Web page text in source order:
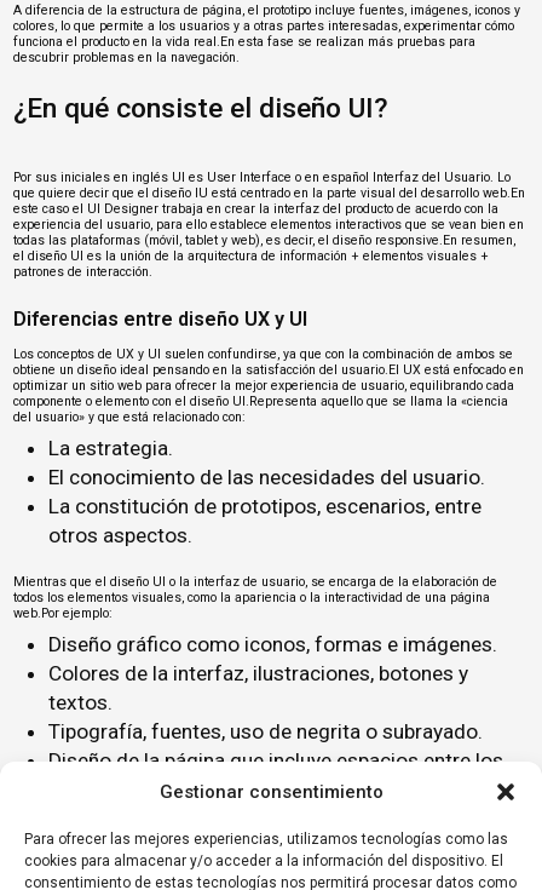
Gestionar consentimiento
Para ofrecer las mejores experiencias, utilizamos tecnologías como las
cookies para almacenar y/o acceder a la información del dispositivo. El
consentimiento de estas tecnologías nos permitirá procesar datos como
A diferencia de la estructura de página, el prototipo incluye fuentes, imágenes, iconos y
colores, lo que permite a los usuarios y a otras partes interesadas, experimentar cómo
funciona el producto en la vida real.En esta fase se realizan más pruebas para
descubrir problemas en la navegación.
¿En qué consiste el diseño UI?
Por sus iniciales en inglés UI es User Interface o en español Interfaz del Usuario. Lo
que quiere decir que el diseño IU está centrado en la parte visual del desarrollo web.En
este caso el UI Designer trabaja en crear la interfaz del producto de acuerdo con la
experiencia del usuario, para ello establece elementos interactivos que se vean bien en
todas las plataformas (móvil, tablet y web), es decir, el diseño responsive.En resumen,
el diseño UI es la unión de la arquitectura de información + elementos visuales +
patrones de interacción.
Diferencias entre diseño UX y UI
Los conceptos de UX y UI suelen confundirse, ya que con la combinación de ambos se
obtiene un diseño ideal pensando en la satisfacción del usuario.El UX está enfocado en
optimizar un sitio web para ofrecer la mejor experiencia de usuario, equilibrando cada
componente o elemento con el diseño UI.Representa aquello que se llama la «ciencia
del usuario» y que está relacionado con:
La estrategia.
El conocimiento de las necesidades del usuario.
La constitución de prototipos, escenarios, entre
otros aspectos.
Mientras que el diseño UI o la interfaz de usuario, se encarga de la elaboración de
todos los elementos visuales, como la apariencia o la interactividad de una página
web.Por ejemplo:
Diseño gráfico como iconos, formas e imágenes.
Colores de la interfaz, ilustraciones, botones y
textos.
Tipografía, fuentes, uso de negrita o subrayado.
Diseño de la página que incluye espacios entre los
bloques, y cantidad de elementos en la interfaz
Pues bien, comparar UX y UI es casi similar a comprar naranjas y limones.Para el
diseño de la interfaz de usuario se requiere creatividad e innovación y para la UX es